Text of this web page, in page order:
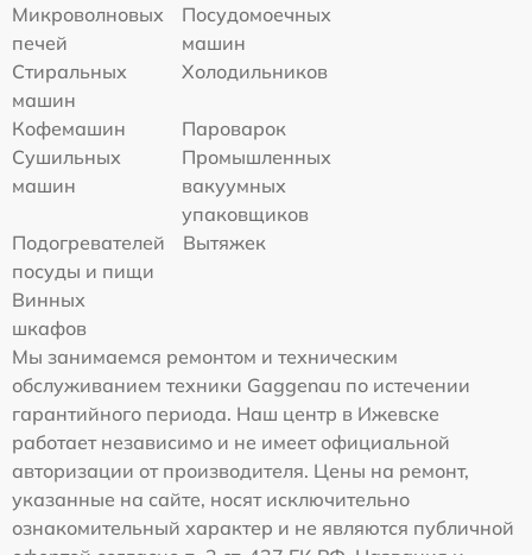
Микроволновых
печей
Посудомоечных
машин
Стиральных
машин
Холодильников
Кофемашин
Пароварок
Сушильных
машин
Промышленных
вакуумных
упаковщиков
Подогревателей
посуды и пищи
Вытяжек
Винных
шкафов
Мы занимаемся ремонтом и техническим
обслуживанием техники Gaggenau по истечении
гарантийного периода. Наш центр в Ижевске
работает независимо и не имеет официальной
авторизации от производителя. Цены на ремонт,
указанные на сайте, носят исключительно
ознакомительный характер и не являются публичной